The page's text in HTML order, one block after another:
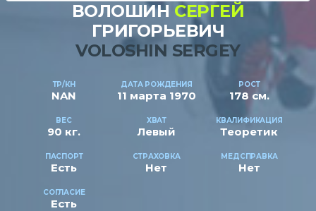
ВОЛОШИН СЕРГЕЙ
ГРИГОРЬЕВИЧ
VOLOSHIN SERGEY
ТР/КН
NAN
ДАТА РОЖДЕНИЯ
11 марта 1970
РОСТ
178 см.
ВЕС
90 кг.
ХВАТ
Левый
КВАЛИФИКАЦИЯ
Теоретик
ПАСПОРТ
Есть
СТРАХОВКА
Нет
МЕДСПРАВКА
Нет
СОГЛАСИЕ
Есть